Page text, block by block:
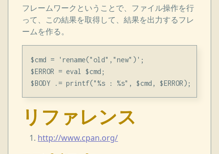
フレームワークということで、ファイル操作を行
って、この結果を取得して、結果を出力するフレ
ームを作る。
$cmd = 'rename("old","new")';
$ERROR = eval $cmd;
リファレンス
http://www.cpan.org/